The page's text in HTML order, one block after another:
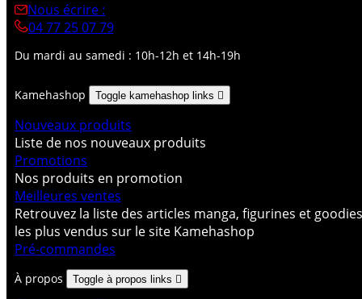
Nous écrire :
04 77 25 07 79
Du mardi au samedi : 10h-12h et 14h-19h
Kamehashop Toggle kamehashop links 
Nouveaux produits
Liste de nos nouveaux produits
Promotions
Nos produits en promotion
Meilleures ventes
Retrouvez la liste des articles manga, figurines et goodies
les plus vendus sur le site Kamehashop
Pré-commandes
À propos Toggle à propos links 